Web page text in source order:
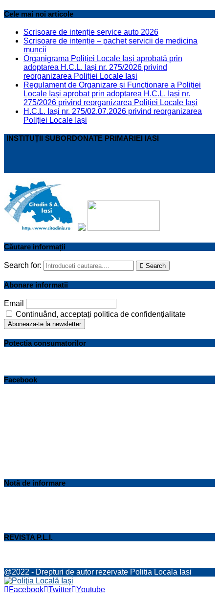
Cele mai noi articole
Scrisoare de intenție service auto 2026
Scrisoare de intenție – pachet servicii de medicina
muncii
Organigrama Poliției Locale Iași aprobată prin
adoptarea H.C.L. Iași nr. 275/2026 privind
reorganizarea Poliției Locale Iași
Regulament de Organizare și Funcționare a Poliției
Locale Iași aprobat prin adoptarea H.C.L. Iași nr.
275/2026 privind reorganizarea Poliției Locale Iași
H.C.L. Iași nr. 275/02.07.2026 privind reorganizarea
Poliției Locale Iași
INSTITUȚII SUBORDONATE PRIMARIEI IASI
Căutare informații
Search for: Search
Abonare informatii
Email
Continuând, acceptați politica de confidențialitate
Potectia consumatorilor
Facebook
Notă de informare
REVISTA P.L.I.
@2022 - Drepturi de autor rezervate Politia Locala Iasi
Facebook Twitter Youtube